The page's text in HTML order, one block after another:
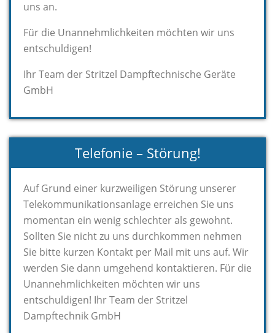
uns an.
Für die Unannehmlichkeiten möchten wir uns
entschuldigen!
Ihr Team der Stritzel Dampftechnische Geräte
GmbH
Telefonie – Störung!
Auf Grund einer kurzweiligen Störung unserer
Telekommunikationsanlage erreichen Sie uns
momentan ein wenig schlechter als gewohnt.
Sollten Sie nicht zu uns durchkommen nehmen
Sie bitte kurzen Kontakt per Mail mit uns auf. Wir
werden Sie dann umgehend kontaktieren. Für die
Unannehmlichkeiten möchten wir uns
entschuldigen! Ihr Team der Stritzel
Dampftechnik GmbH